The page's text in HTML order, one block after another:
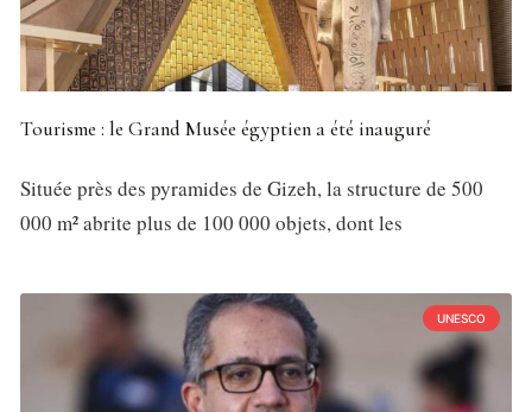
Tourisme : le Grand Musée égyptien a été inauguré
Située près des pyramides de Gizeh, la structure de 500
000 m² abrite plus de 100 000 objets, dont les
UNESCO